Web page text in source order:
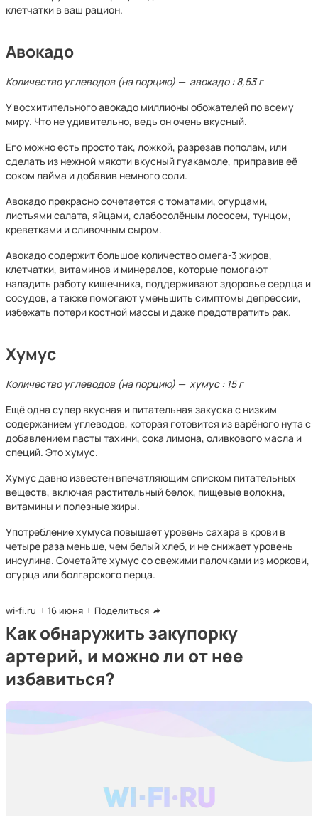
клетчатки в ваш рацион.
Авокадо
Количество углеводов (на порцию) — авокадо : 8,53 г
У восхитительного авокадо миллионы обожателей по всему
миру. Что не удивительно, ведь он очень вкусный.
Его можно есть просто так, ложкой, разрезав пополам, или
сделать из нежной мякоти вкусный гуакамоле, приправив её
соком лайма и добавив немного соли.
Авокадо прекрасно сочетается с томатами, огурцами,
листьями салата, яйцами, слабосолёным лососем, тунцом,
креветками и сливочным сыром.
Авокадо содержит большое количество омега-3 жиров,
клетчатки, витаминов и минералов, которые помогают
наладить работу кишечника, поддерживают здоровье сердца и
сосудов, а также помогают уменьшить симптомы депрессии,
избежать потери костной массы и даже предотвратить рак.
Хумус
Количество углеводов (на порцию) — хумус : 15 г
Ещё одна супер вкусная и питательная закуска с низким
содержанием углеводов, которая готовится из варёного нута с
добавлением пасты тахини, сока лимона, оливкового масла и
специй. Это хумус.
Хумус давно известен впечатляющим списком питательных
веществ, включая растительный белок, пищевые волокна,
витамины и полезные жиры.
Употребление хумуса повышает уровень сахара в крови в
четыре раза меньше, чем белый хлеб, и не снижает уровень
инсулина. Сочетайте хумус со свежими палочками из моркови,
огурца или болгарского перца.
wi-fi.ru 16 июня Поделиться
Как обнаружить закупорку
артерий, и можно ли от нее
избавиться?